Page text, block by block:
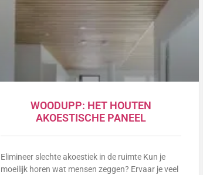
WOODUPP: HET HOUTEN
AKOESTISCHE PANEEL
Elimineer slechte akoestiek in de ruimte Kun je
moeilijk horen wat mensen zeggen? Ervaar je veel